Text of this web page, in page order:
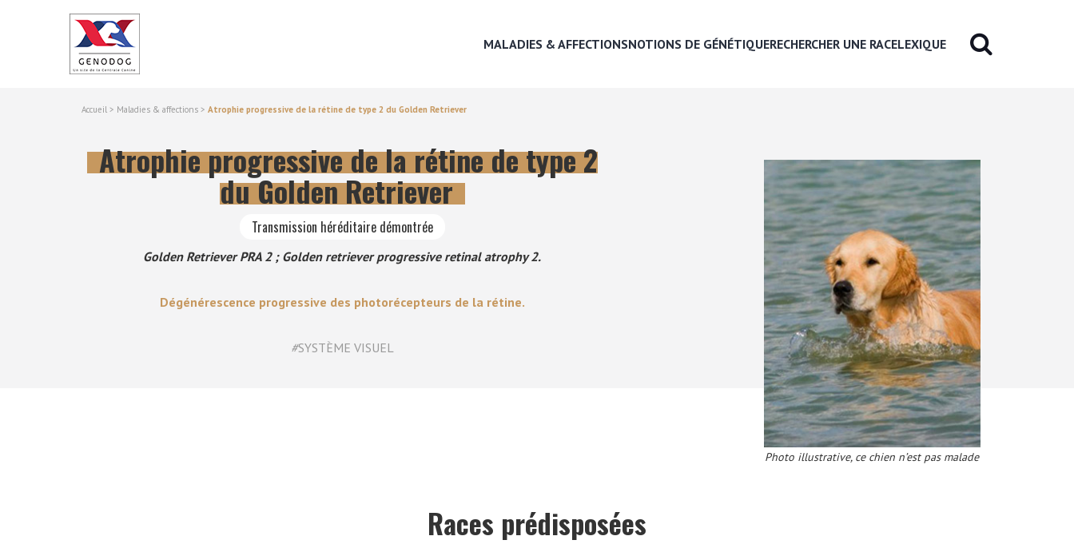
MALADIES & AFFECTIONS
NOTIONS DE GÉNÉTIQUE
RECHERCHER UNE RACE
LEXIQUE
MALADIES & AFFECTIONSNOTIONS DE GÉNÉTIQUERECHERCHER UNE RACELEXIQUE
Accueil > Maladies & affections > Atrophie progressive de la rétine de type 2 du Golden Retriever
Atrophie progressive de la rétine de type 2
du Golden Retriever
Transmission héréditaire démontrée
Golden Retriever PRA 2 ; Golden retriever progressive retinal atrophy 2.
Dégénérescence progressive des photorécepteurs de la rétine.
#SYSTÈME VISUEL
Photo illustrative, ce chien n’est pas malade
Races prédisposées